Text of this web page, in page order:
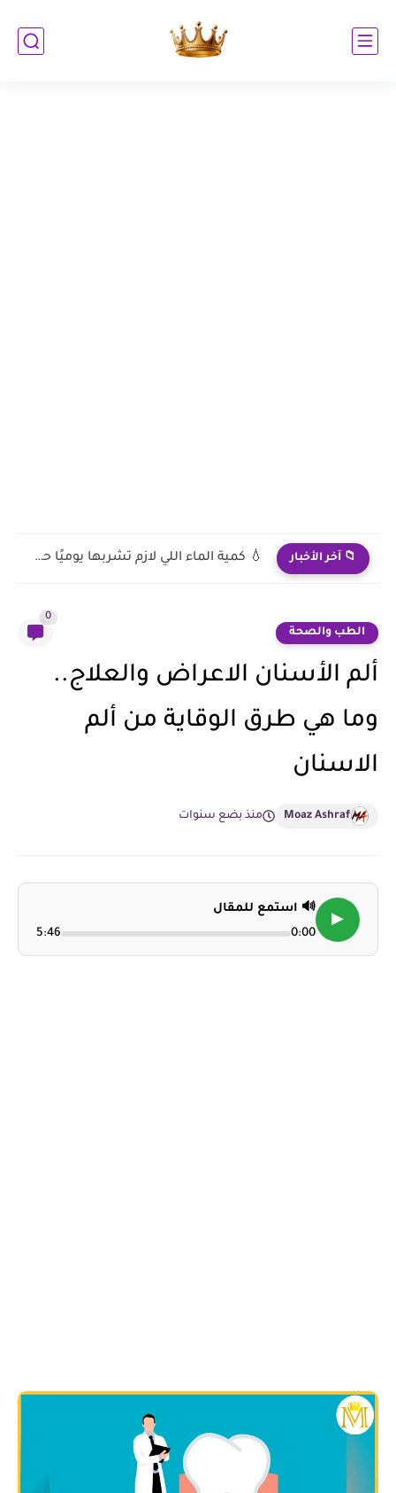
📁 آخر الأخبار 🧘 فوائد المشي 30 دقيقة يوميًا: جسم أقوى ومزاج أفضل
الطب والصحة
0
ألم الأسنان الاعراض والعلاج..
وما هي طرق الوقاية من ألم
الاسنان
Moaz Ashraf منذ بضع سنوات
▶
🔊 استمع للمقال
0:00
5:46